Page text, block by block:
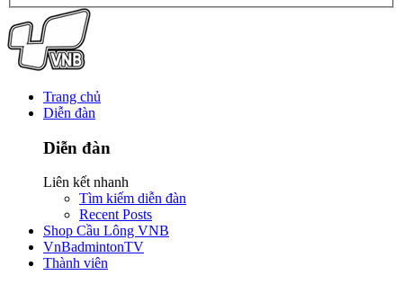
Trang chủ
Diễn đàn
Diễn đàn
Liên kết nhanh
Tìm kiếm diễn đàn
Recent Posts
Shop Cầu Lông VNB
VnBadmintonTV
Thành viên